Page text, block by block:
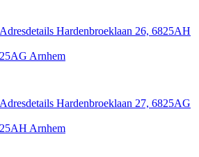
Adresdetails Hardenbroeklaan 26, 6825AH
Arnhem
Adresdetails Hardenbroeklaan 27, 6825AG
Arnhem